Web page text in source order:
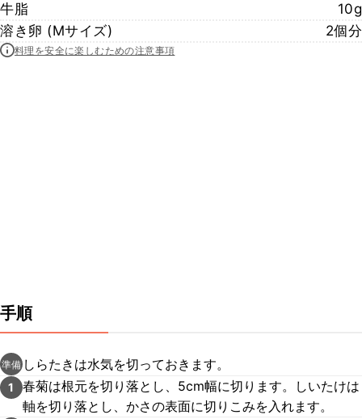
牛脂
10g
溶き卵 (Mサイズ)
2個分
料理を安全に楽しむための注意事項
手順
準備 しらたきは水気を切っておきます。
1
春菊は根元を切り落とし、5cm幅に切ります。しいたけは
軸を切り落とし、かさの表面に切りこみを入れます。